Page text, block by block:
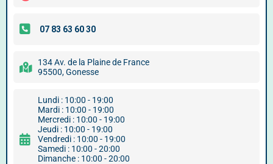
134 Av. de la Plaine de France
95500, Gonesse
Lundi : 10:00 - 19:00
Mardi : 10:00 - 19:00
Mercredi : 10:00 - 19:00
Jeudi : 10:00 - 19:00
Vendredi : 10:00 - 19:00
Samedi : 10:00 - 20:00
Dimanche : 10:00 - 20:00